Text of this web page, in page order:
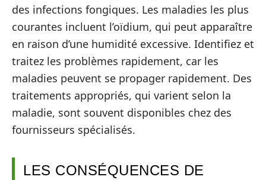
des infections fongiques. Les maladies les plus
courantes incluent l’oïdium, qui peut apparaître
en raison d’une humidité excessive. Identifiez et
traitez les problèmes rapidement, car les
maladies peuvent se propager rapidement. Des
traitements appropriés, qui varient selon la
maladie, sont souvent disponibles chez des
fournisseurs spécialisés.
LES CONSÉQUENCES DE